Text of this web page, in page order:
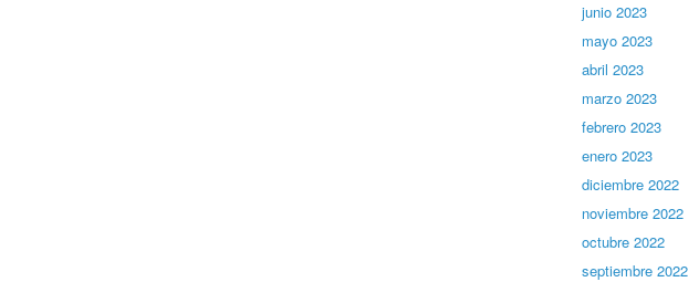
junio 2023
mayo 2023
abril 2023
marzo 2023
febrero 2023
enero 2023
diciembre 2022
noviembre 2022
octubre 2022
septiembre 2022